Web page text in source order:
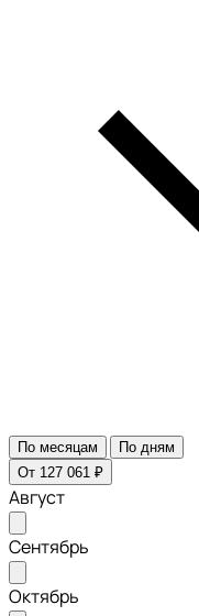
По месяцам
По дням
От 127 061 ₽
Август
Сентябрь
Октябрь